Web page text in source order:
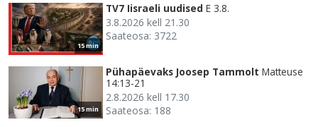
15 min
TV7 Iisraeli uudised E 3.8.
3.8.2026 kell 21.30
Saateosa: 3722
15 min
Pühapäevaks Joosep Tammolt Matteuse
14:13-21
2.8.2026 kell 17.30
Saateosa: 188